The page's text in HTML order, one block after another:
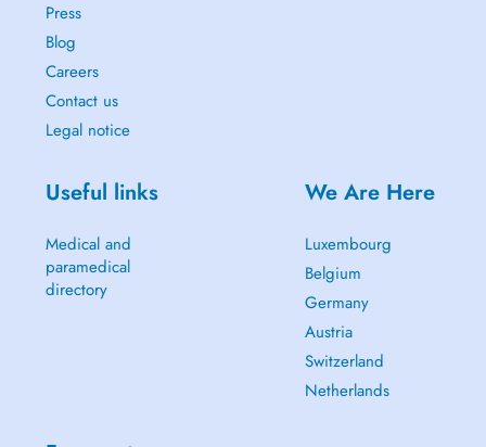
Press
Blog
Careers
Contact us
Legal notice
Useful links
Medical and
paramedical
directory
We Are Here
Luxembourg
Belgium
Germany
Austria
Switzerland
Netherlands